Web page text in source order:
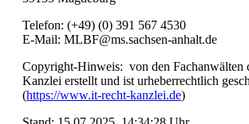
Telefon: (+49) (0) 391 567 4530
E-Mail: MLBF@ms.sachsen-anhalt.de
Copyright-Hinweis: von den Fachanwälten
Kanzlei erstellt und ist urheberrechtlich
(https://www.it-recht-kanzlei.de)